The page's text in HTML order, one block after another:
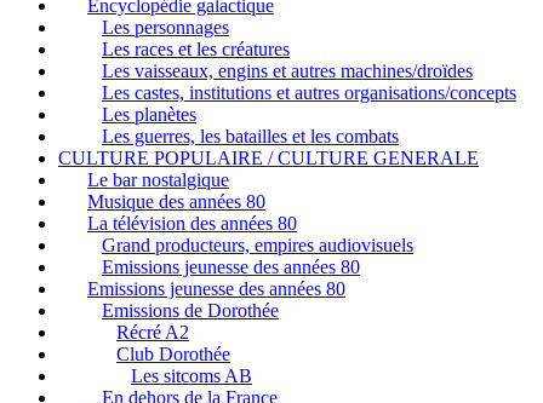
Encyclopédie galactique
Les personnages
Les races et les créatures
Les vaisseaux, engins et autres machines/droïdes
Les castes, institutions et autres organisations/concepts
Les planètes
Les guerres, les batailles et les combats
CULTURE POPULAIRE / CULTURE GENERALE
Le bar nostalgique
Musique des années 80
La télévision des années 80
Grand producteurs, empires audiovisuels
Emissions jeunesse des années 80
Emissions jeunesse des années 80
Emissions de Dorothée
Récré A2
Club Dorothée
Les sitcoms AB
En dehors de la France